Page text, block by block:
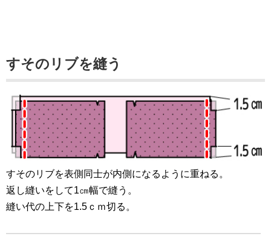
すそのリブを縫う
すそのリブを表側同士が内側になるように重ねる。
返し縫いをして1㎝幅で縫う。
縫い代の上下を1.5ｃｍ切る。